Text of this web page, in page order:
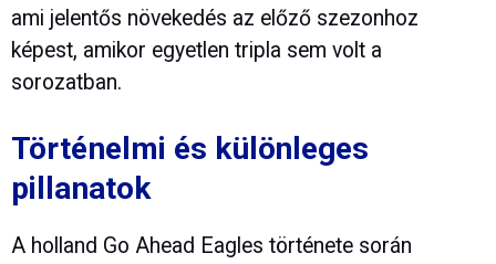
ami jelentős növekedés az előző szezonhoz
képest, amikor egyetlen tripla sem volt a
sorozatban.
Történelmi és különleges
pillanatok
A holland Go Ahead Eagles története során